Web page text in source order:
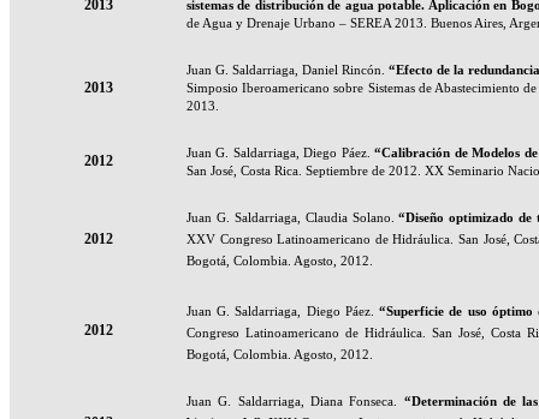
2013
sistemas de distribución de agua potable. Aplicación en
de Agua y Drenaje Urbano – SEREA 2013. Buenos Aires,
2013
Juan G. Saldarriaga, Daniel Rincón.“Efecto de la
Simposio Iberoamericano sobre Sistemas de Abastecimiento
2013.
2012 Juan G. Saldarriaga, Diego Páez.“Calibración de Modelos
San José, Costa Rica. Septiembre de 2012. XX Seminario
2012
Juan G. Saldarriaga, Claudia Solano.“Diseño optimizado
XXV Congreso Latinoamericano de Hidráulica. San José,
Bogotá, Colombia. Agosto, 2012.
2012
Juan G. Saldarriaga, Diego Páez.“Superficie de uso óptimo
Congreso Latinoamericano de Hidráulica. San José,
Bogotá, Colombia. Agosto, 2012.
Juan G. Saldarriaga, Diana Fonseca. “Determinación de